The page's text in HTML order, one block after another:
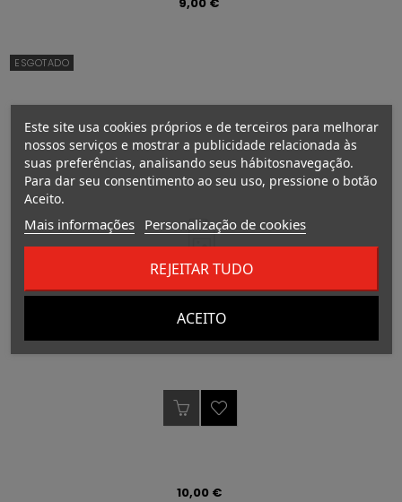
ESGOTADO
Preço
10,00 €
Este site usa cookies próprios e de terceiros para melhorar
nossos serviços e mostrar a publicidade relacionada às
suas preferências, analisando seus hábitosnavegação.
Para dar seu consentimento ao seu uso, pressione o botão
Aceito.
Mais informações Personalização de cookies
REJEITAR TUDO
ACEITO